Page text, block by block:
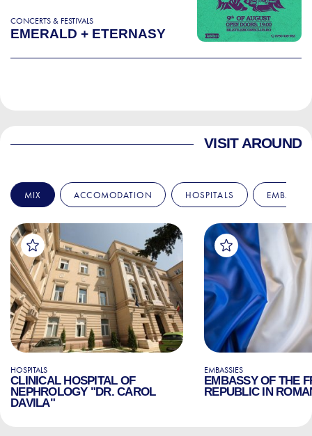
CONCERTS & FESTIVALS
EMERALD + ETERNASY
VISIT AROUND
MIX ACCOMODATION HOSPITALS
HOSPITALS
CLINICAL HOSPITAL OF
NEPHROLOGY "DR. CAROL
DAVILA"
EMBASSIES
EMBASSY OF THE
REPUBLIC IN